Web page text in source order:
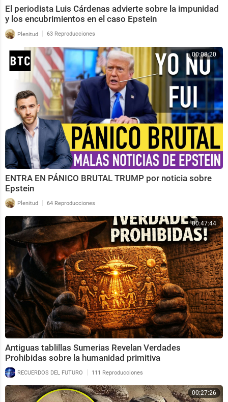
El periodista Luis Cárdenas advierte sobre la impunidad
y los encubrimientos en el caso Epstein
Plenitud | 63 Reproducciones
00:08:20
ENTRA EN PÁNICO BRUTAL TRUMP por noticia sobre
Epstein
Plenitud | 64 Reproducciones
00:47:44
Antiguas tablillas Sumerias Revelan Verdades
Prohibidas sobre la humanidad primitiva
RECUERDOS DEL FUTURO | 111 Reproducciones
00:27:26